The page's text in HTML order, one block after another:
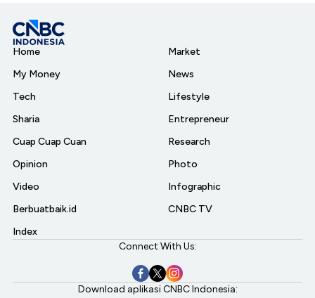
Home
My Money
Tech
Sharia
Cuap Cuap Cuan
Opinion
Video
Berbuatbaik.id
Index
Market
News
Lifestyle
Entrepreneur
Research
Photo
Infographic
CNBC TV
Connect With Us:
Download aplikasi CNBC Indonesia: